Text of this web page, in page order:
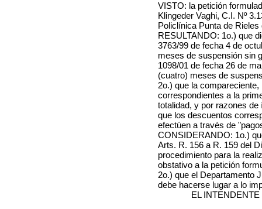
VISTO: la petición
Klingeder Vaghi, C.I. Nº
Policlínica Punta de
RESULTANDO: 1o.) que
3763/99 de fecha 4 de
meses de suspensión sin
1098/01 de fecha 26 de
(cuatro) meses de
2o.) que la
correspondientes a la
totalidad, y por razones
que los descuentos
efectúen a través de
CONSIDERANDO: 1o.)
Arts. R. 156 a R. 159 del
procedimiento para la
obstativo a la petición
2o.) que el Departamento
debe hacerse lugar a lo
EL